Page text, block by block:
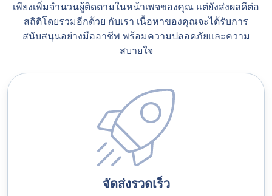
เพียงเพิ่มจำนวนผู้ติดตามในหน้าเพจของคุณ แต่ยังส่งผลดีต่อ
สถิติโดยรวมอีกด้วย กับเรา เนื้อหาของคุณจะได้รับการ
สนับสนุนอย่างมืออาชีพ พร้อมความปลอดภัยและความ
สบายใจ
จัดส่งรวดเร็ว